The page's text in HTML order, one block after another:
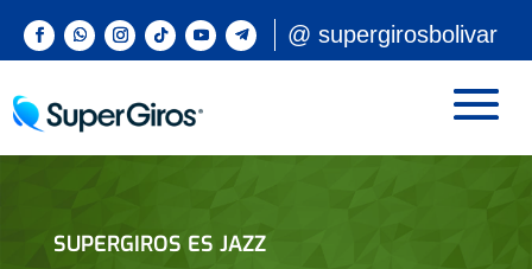
@ supergirosbolivar
SUPERGIROS ES JAZZ